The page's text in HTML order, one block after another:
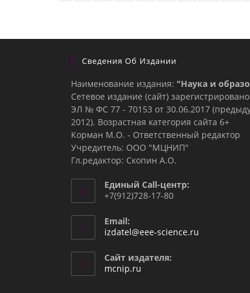
Сведения Об Издании
Наименование издания: "Наука и
Сетевое издание (сайт)
ЭЛ № ФС 77 - 70153 от 30.06.2017
2012). Возрастная категория сайта 6+
Корман М.О. - Ответственный редактор
Учредитель: ООО "МЦНИП"
Гл.редактор: Скопин А.О.
Единый Call-центр:
+7(912)728-17-80
Email:
izdatel@eee-science.ru
Сайт издателя:
mcnip.ru